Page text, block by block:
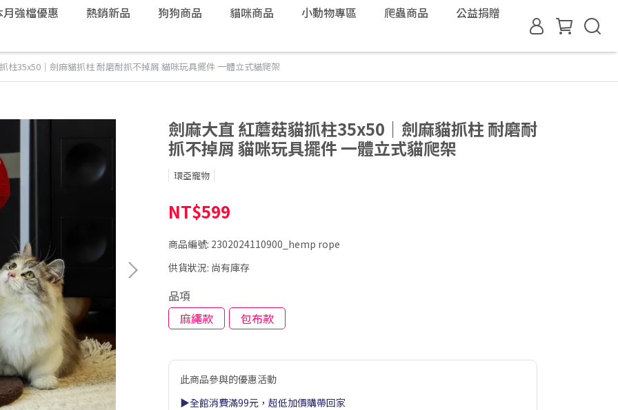
月強檔優惠 熱銷新品 狗狗商品 貓咪商品 小動物專區 爬蟲商品 公益捐贈
柱35x50｜劍麻貓抓柱 耐磨耐抓不掉屑 貓咪玩具擺件 一體立式貓爬架
劍麻大直 紅蘑菇貓抓柱35x50｜劍麻貓抓柱 耐磨耐
抓不掉屑 貓咪玩具擺件 一體立式貓爬架
環亞寵物
NT$599
商品編號: 2302024110900_hemp rope
供貨狀況: 尚有庫存
品項
麻繩款
包布款
此商品參與的優惠活動
▶全館消費滿99元，超低加價購帶回家